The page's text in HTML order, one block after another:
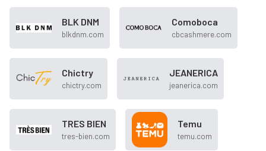
BLK DNM
blkdnm.com
Comoboca
cbcashmere.com
Chictry
chictry.com
JEANERICA
jeanerica.com
TRES BIEN
tres-bien.com
Temu
temu.com